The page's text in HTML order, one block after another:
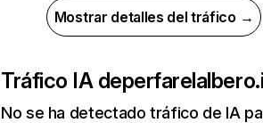
Mostrar detalles del tráfico →
Tráfico IA de
No se ha detectado tráfico de IA